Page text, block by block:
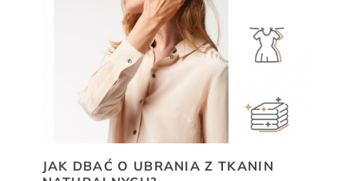
JAK DBAĆ O UBRANIA Z TKANIN